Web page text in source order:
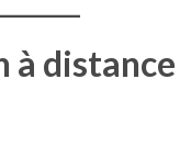
à distance